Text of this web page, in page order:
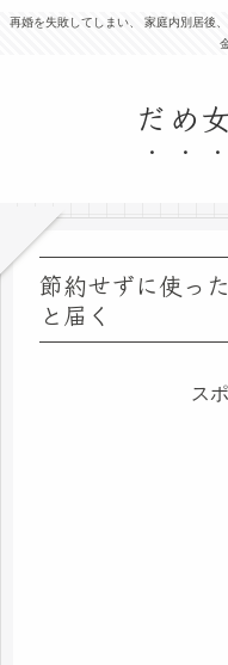
再婚を失敗してしまい、 家庭内別居後
だめ
節約せずに使っ
と届く
ス